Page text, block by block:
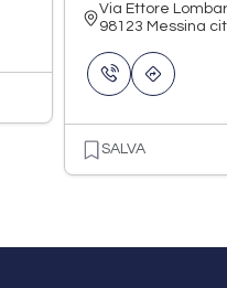
Via Ettore
98123 Messina
SALVA